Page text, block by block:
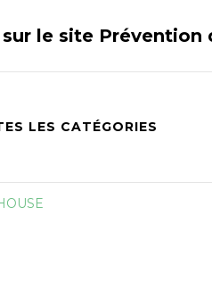
le site Prévention
LES CATÉGORIES